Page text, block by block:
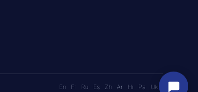
En Fr Ru Es Zh Ar Hi Pa Uk